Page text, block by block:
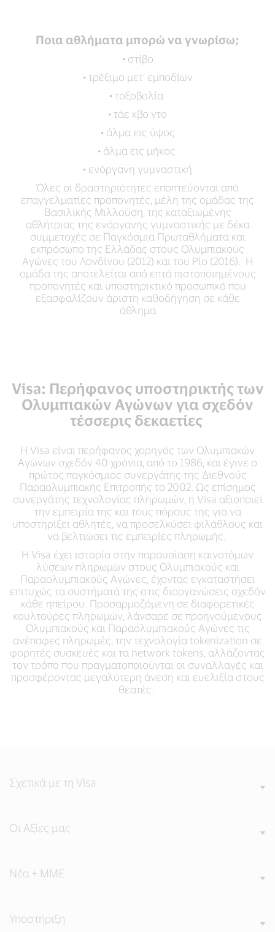
Ποια αθλήματα μπορώ να γνωρίσω;
• στίβο
• τρέξιμο μετ’ εμποδίων
• τοξοβολία
• τάε κβο ντο
• άλμα εις ύψος
• άλμα εις μήκος
• ενόργανη γυμναστική
Όλες οι δραστηριότητες εποπτεύονται από
επαγγελματίες προπονητές, μέλη της ομάδας της
Βασιλικής Μιλλούση, της καταξιωμένης
αθλήτριας της ενόργανης γυμναστικής με δέκα
συμμετοχές σε Παγκόσμια Πρωταθλήματα και
εκπρόσωπο της Ελλάδας στους Ολυμπιακούς
Αγώνες του Λονδίνου (2012) και του Ρίο (2016). Η
ομάδα της αποτελείται από επτά πιστοποιημένους
προπονητές και υποστηρικτικό προσωπικό που
εξασφαλίζουν άριστη καθοδήγηση σε κάθε
άθλημα
Visa: Περήφανος υποστηρικτής των
Ολυμπιακών Αγώνων για σχεδόν
τέσσερις δεκαετίες
Η Visa είναι περήφανος χορηγός των Ολυμπιακών
Αγώνων σχεδόν 40 χρόνια, από το 1986, και έγινε ο
πρώτος παγκόσμιος συνεργάτης της Διεθνούς
Παραολυμπιακής Επιτροπής το 2002. Ως επίσημος
συνεργάτης τεχνολογίας πληρωμών, η Visa αξιοποιεί
την εμπειρία της και τους πόρους της για να
υποστηρίξει αθλητές, να προσελκύσει φιλάθλους και
να βελτιώσει τις εμπειρίες πληρωμής.
Η Visa έχει ιστορία στην παρουσίαση καινοτόμων
λύσεων πληρωμών στους Ολυμπιακούς και
Παραολυμπιακούς Αγώνες, έχοντας εγκαταστήσει
επιτυχώς τα συστήματά της στις διοργανώσεις σχεδόν
κάθε ηπείρου. Προσαρμοζόμενη σε διαφορετικές
κουλτούρες πληρωμών, λάνσαρε σε προηγούμενους
Ολυμπιακούς και Παραολυμπιακούς Αγώνες τις
ανέπαφες πληρωμές, την τεχνολογία tokenization σε
φορητές συσκευές και τα network tokens, αλλάζοντας
τον τρόπο που πραγματοποιούνται οι συναλλαγές και
προσφέροντας μεγαλύτερη άνεση και ευελιξία στους
θεατές.
Σχετικά με τη Visa
Οι Αξίες μας
Νέα + ΜΜΕ
Υποστήριξη